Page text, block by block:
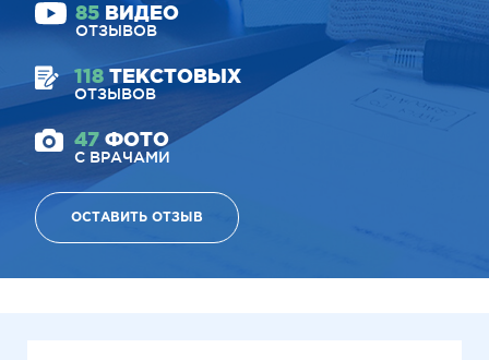
85 ВИДЕО
ОТЗЫВОВ
118 ТЕКСТОВЫХ
ОТЗЫВОВ
47 ФОТО
С ВРАЧАМИ
ОСТАВИТЬ ОТЗЫВ